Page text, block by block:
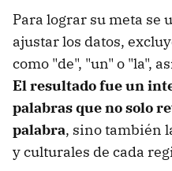
Para lograr su meta se
ajustar los datos,
como "de", "un" o "la",
El resultado fue un
palabras que no solo
palabra, sino también
y culturales de cada